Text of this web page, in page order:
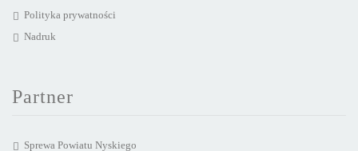
Polityka prywatności
Nadruk
Partner
Sprewa Powiatu Nyskiego